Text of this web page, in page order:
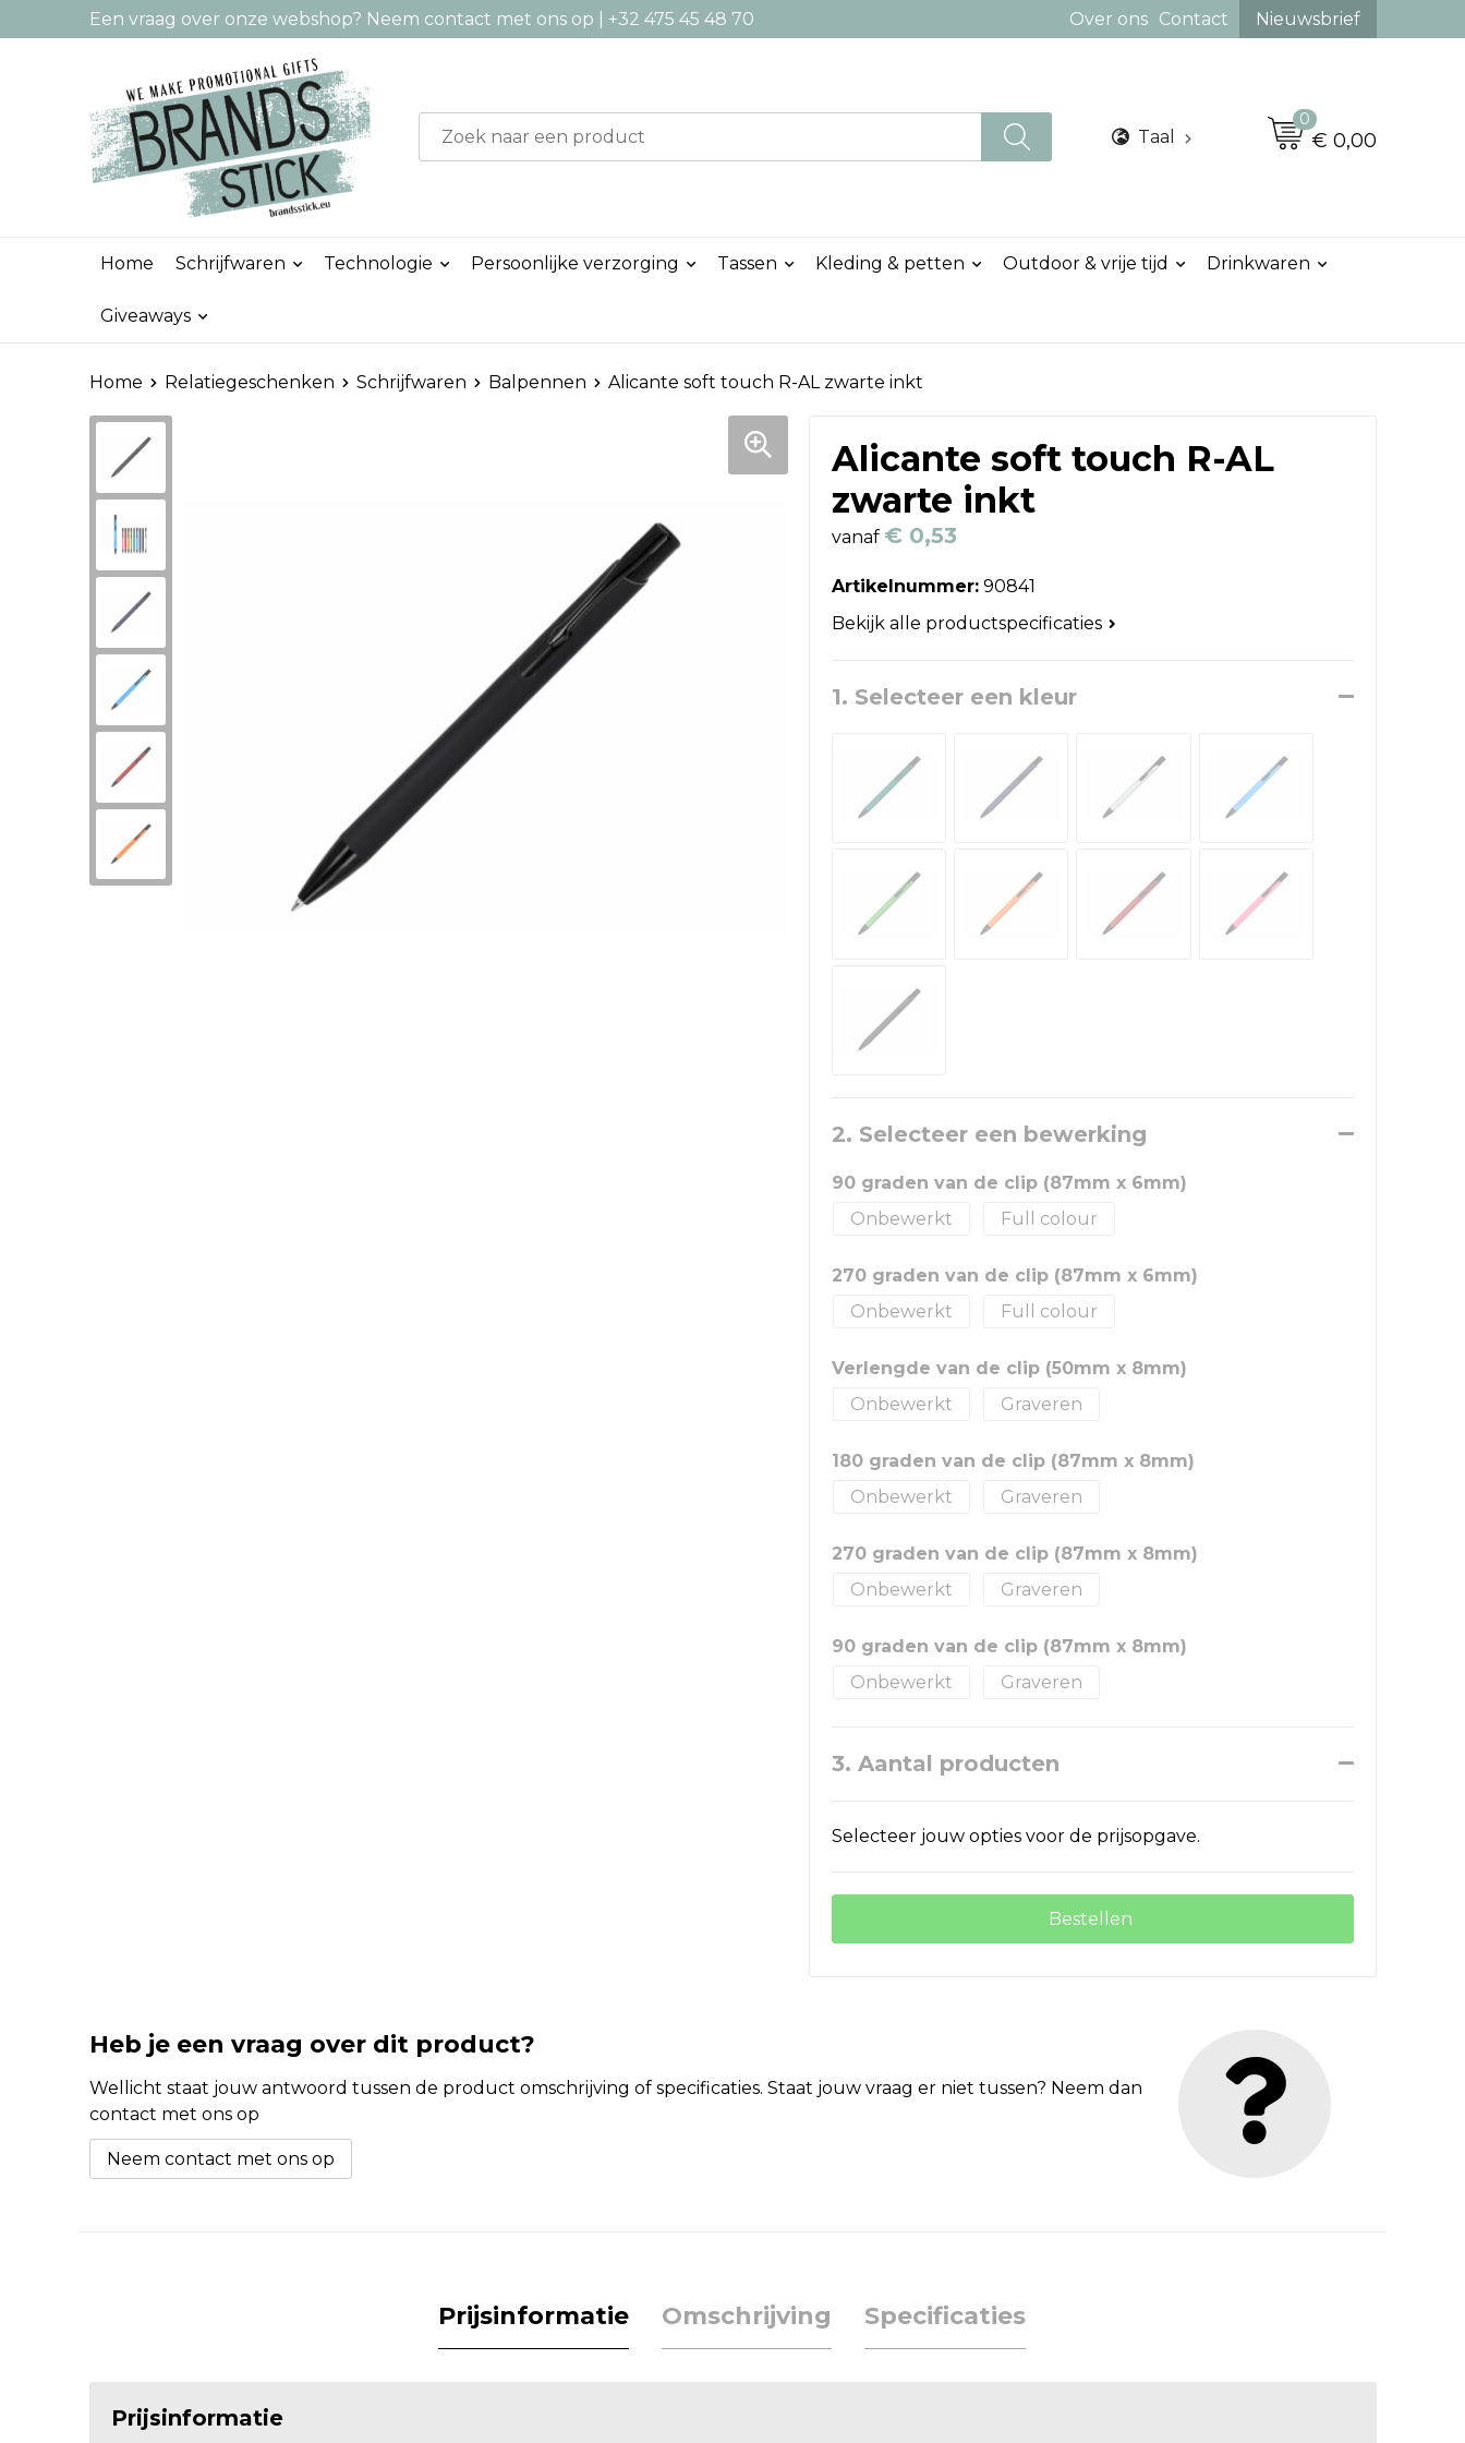
Een vraag over onze webshop? Neem contact met ons op | +32 475 45 48 70 Over ons Contact Nieuwsbrief
Taal
0
€ 0,00
Home Schrijfwaren Technologie Persoonlijke verzorging Tassen Kleding & petten Outdoor & vrije tijd Drinkwaren
Giveaways
Home Relatiegeschenken Schrijfwaren Balpennen Alicante soft touch R-AL zwarte inkt
Alicante soft touch R-AL
zwarte inkt
vanaf € 0,53
Artikelnummer: 90841
Bekijk alle productspecificaties
1. Selecteer een kleur
2. Selecteer een bewerking
90 graden van de clip (87mm x 6mm)
Onbewerkt
Full colour
270 graden van de clip (87mm x 6mm)
Onbewerkt
Full colour
Verlengde van de clip (50mm x 8mm)
Onbewerkt
Graveren
180 graden van de clip (87mm x 8mm)
Onbewerkt
Graveren
270 graden van de clip (87mm x 8mm)
Onbewerkt
Graveren
90 graden van de clip (87mm x 8mm)
Onbewerkt
Graveren
3. Aantal producten
Selecteer jouw opties voor de prijsopgave.
Bestellen
Heb je een vraag over dit product?
Wellicht staat jouw antwoord tussen de product omschrijving of specificaties. Staat jouw vraag er niet tussen? Neem dan
contact met ons op
Neem contact met ons op
Prijsinformatie Omschrijving Specificaties
Prijsinformatie